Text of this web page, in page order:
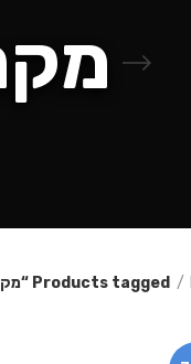
Products tagged “מקרר תצוגה”